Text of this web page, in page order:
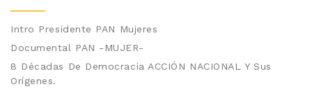
Intro Presidente PAN Mujeres
Documental PAN -MUJER-
8 Décadas De Democracia ACCIÓN NACIONAL Y Sus
Orígenes.